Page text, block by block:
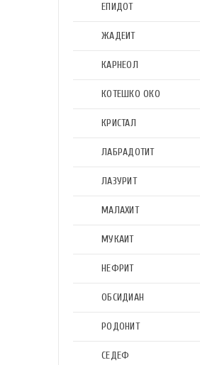
ЕПИДОТ
ЖАДЕИТ
КАРНЕОЛ
КОТЕШКО ОКО
КРИСТАЛ
ЛАБРАДОТИТ
ЛАЗУРИТ
МАЛАХИТ
МУКАИТ
НЕФРИТ
ОБСИДИАН
РОДОНИТ
СЕДЕФ